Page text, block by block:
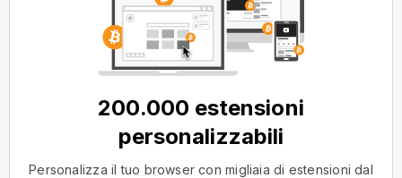
200.000 estensioni
personalizzabili
Personalizza il tuo browser con migliaia di estensioni dal